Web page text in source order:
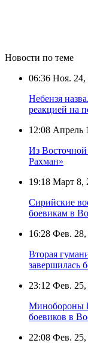
Новости по теме
06:36 Ноя. 24,
Небензя
реакцией на
12:08 Апрель
Из
Рахман»
19:18 Март 8,
Сирийские
боевикам в
16:28 Фев. 28,
Вторая
завершилась
23:12 Фев. 25,
Минобороны
боевиков в
22:08 Фев. 25,